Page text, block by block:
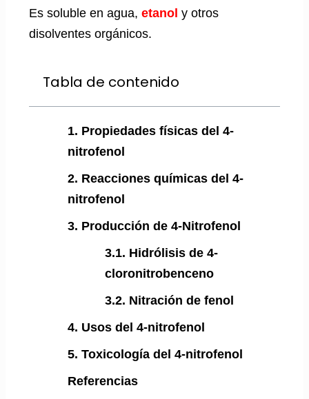
Es soluble en agua, etanol y otros
disolventes orgánicos.
Tabla de contenido
1. Propiedades físicas del 4-
nitrofenol
2. Reacciones químicas del 4-
nitrofenol
3. Producción de 4-Nitrofenol
3.1. Hidrólisis de 4-
cloronitrobenceno
3.2. Nitración de fenol
4. Usos del 4-nitrofenol
5. Toxicología del 4-nitrofenol
Referencias